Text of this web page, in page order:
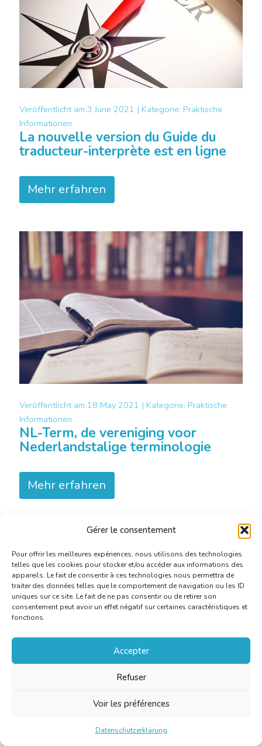
Gérer le consentement
Pour offrir les meilleures expériences, nous utilisons des technologies
telles que les cookies pour stocker et/ou accéder aux informations des
appareils. Le fait de consentir à ces technologies nous permettra de
traiter des données telles que le comportement de navigation ou les ID
uniques sur ce site. Le fait de ne pas consentir ou de retirer son
consentement peut avoir un effet négatif sur certaines caractéristiques et
fonctions.
Accepter
Refuser
Voir les préférences
Datenschutzerklärung
Veröffentlicht am 3 June 2021 | Kategorie: Praktische
Informationen
La nouvelle version du Guide du
traducteur-interprète est en ligne
Mehr erfahren
Veröffentlicht am 18 May 2021 | Kategorie: Praktische
Informationen
NL-Term, de vereniging voor
Nederlandstalige terminologie
Mehr erfahren
18 February 2021 |Kategorie:
Action CBTI: (nouvelle) réduction